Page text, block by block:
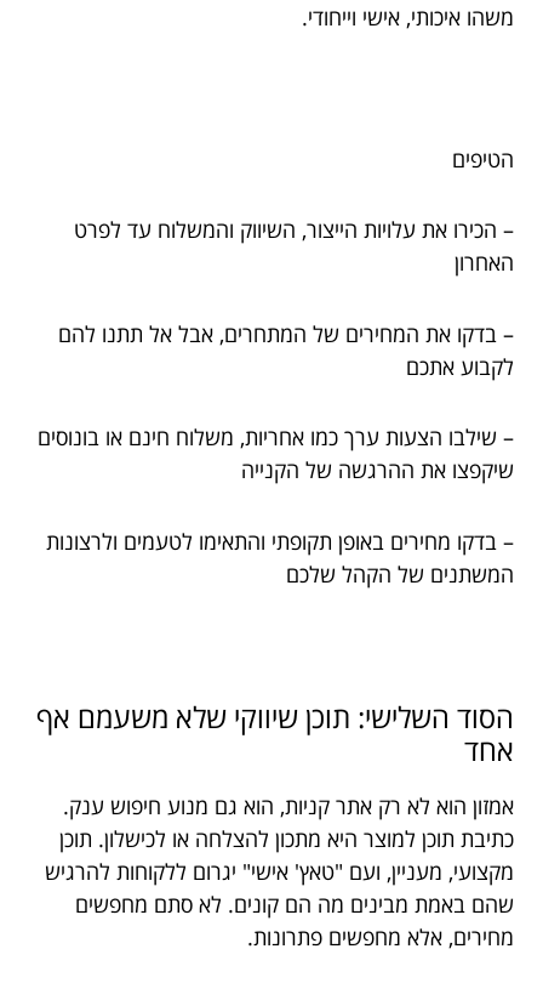
משהו איכותי, אישי וייחודי.
הטיפים
– הכירו את עלויות הייצור, השיווק והמשלוח עד לפרט
האחרון
– בדקו את המחירים של המתחרים, אבל אל תתנו להם
לקבוע אתכם
– שילבו הצעות ערך כמו אחריות, משלוח חינם או בונוסים
שיקפצו את ההרגשה של הקנייה
– בדקו מחירים באופן תקופתי והתאימו לטעמים ולרצונות
המשתנים של הקהל שלכם
הסוד השלישי: תוכן שיווקי שלא משעמם אף
אחד
אמזון הוא לא רק אתר קניות, הוא גם מנוע חיפוש ענק.
כתיבת תוכן למוצר היא מתכון להצלחה או לכישלון. תוכן
מקצועי, מעניין, ועם "טאץ' אישי" יגרום ללקוחות להרגיש
שהם באמת מבינים מה הם קונים. לא סתם מחפשים
מחירים, אלא מחפשים פתרונות.